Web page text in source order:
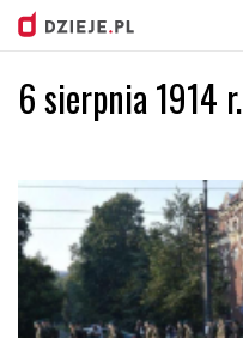
6 sierpnia 1914 r.